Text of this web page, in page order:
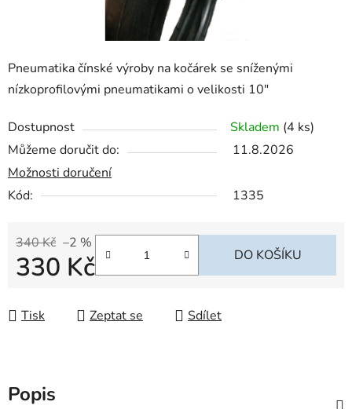
Pneumatika čínské výroby na kočárek se sníženými
nízkoprofilovými pneumatikami o velikosti 10"
Dostupnost Skladem (4 ks)
Můžeme doručit do:
11.8.2026
Možnosti doručení
Kód:
1335
340 Kč –2 %
330 Kč DO KOŠÍKU
Tisk Zeptat se Sdílet
Popis